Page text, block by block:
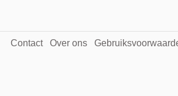
Contact Over ons